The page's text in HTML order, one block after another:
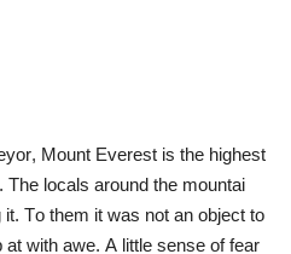
Mount Everest is the highest
The locals around the mountai
To them it was not an object to
at with awe.A little sense of fear